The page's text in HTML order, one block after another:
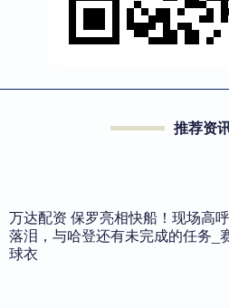
推荐资
万达配资 保罗亮相快船！现场高
落泪，与哈登还有未完成的任务_
球衣